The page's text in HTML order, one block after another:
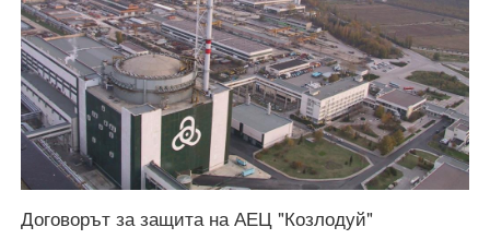
Договорът за защита на АЕЦ "Козлодуй"